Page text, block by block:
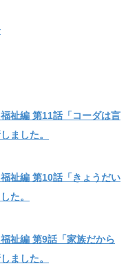
祉編 第11話「コーダは言
ました。
祉編 第10話「きょうだい
た。
祉編 第9話「家族だから
ました。